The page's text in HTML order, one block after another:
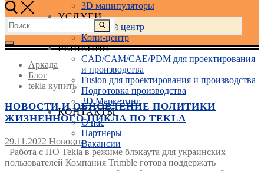
3D манипуляторы
УСЛУГИ
Учебный центр
Копи-центр
РЕШЕНИЯ
CAD/CAM/CAE/PDM для проектирования
и производства
Fusion для проектирования и производства
Подготовка производства
3D Маркетинг
КОНТАКТЫ
О нас
Партнеры
Вакансии
Найти:
Аркада
Блог
tekla купить
НОВОСТИ И ОБНОВЛЕНИЕ ПОЛИТИКИ
ЖИЗНЕННОГО ЦИКЛА ПО TEKLA
29.11.2022 Новость
Работа с ПО Tekla в режиме блэкаута для украинских
пользователей Компания Trimble готова поддержать